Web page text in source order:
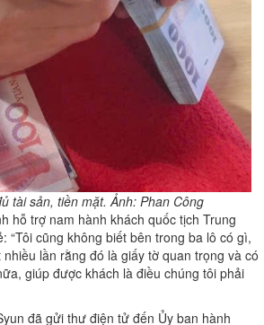
tài sản, tiền mặt. Ảnh: Phan Công
hỗ trợ nam hành khách quốc tịch Trung
“Tôi cũng không biết bên trong ba lô có gì,
lần rằng đó là giấy tờ quan trọng và có
giúp được khách là điều chúng tôi phải
đã gửi thư điện tử đến Ủy ban hành